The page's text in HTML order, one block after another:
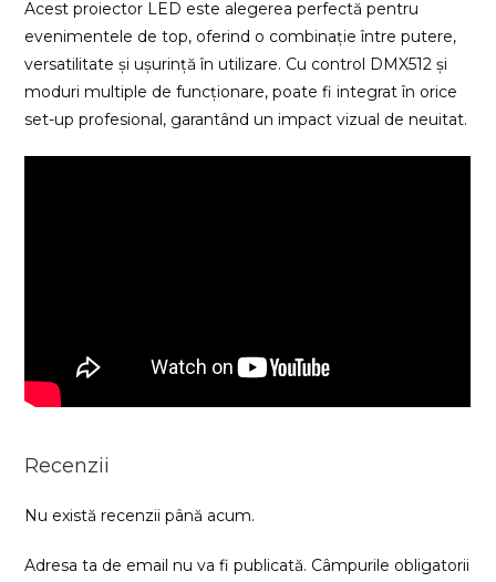
Acest proiector LED este alegerea perfectă pentru
evenimentele de top, oferind o combinație între putere,
versatilitate și ușurință în utilizare. Cu control DMX512 și
moduri multiple de funcționare, poate fi integrat în orice
set-up profesional, garantând un impact vizual de neuitat.
Recenzii
Nu există recenzii până acum.
Adresa ta de email nu va fi publicată. Câmpurile obligatorii